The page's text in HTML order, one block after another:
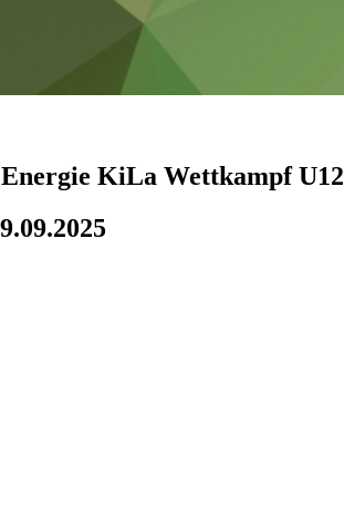
Energie KiLa Wettkampf U12